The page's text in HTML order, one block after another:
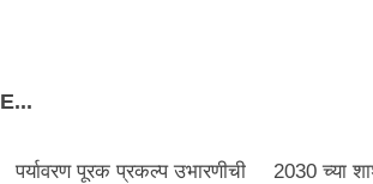
पर्यावरण पूरक प्रकल्‍प उभारणीची
2030 च्या